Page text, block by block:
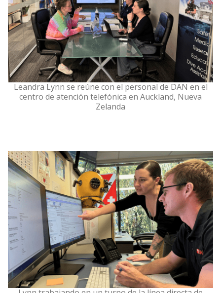
Leandra Lynn se reúne con el personal de DAN en el
centro de atención telefónica en Auckland, Nueva
Zelanda